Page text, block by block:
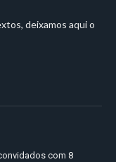
deixamos aqui o
com 8